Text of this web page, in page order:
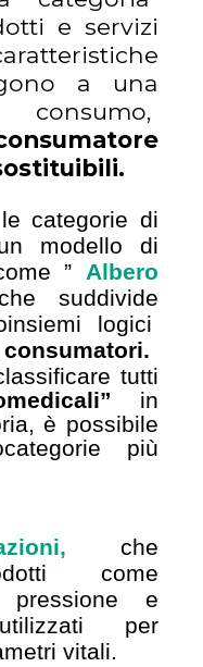
e servizi
a una
categorie di
modello di
” Albero
suddivide
logici
tutti
in
è possibile
più
che
come
e
per
vitali.